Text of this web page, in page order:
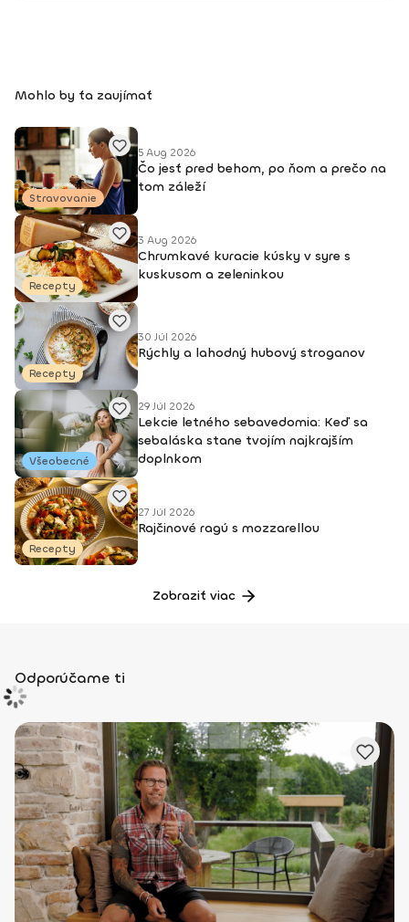
Mohlo by ťa zaujímať
Stravovanie
5 Aug 2026
Čo jesť pred behom, po ňom a prečo na
tom záleží
Recepty
3 Aug 2026
Chrumkavé kuracie kúsky v syre s
kuskusom a zeleninkou
Recepty
30 Júl 2026
Rýchly a lahodný hubový stroganov
Všeobecné
29 Júl 2026
Lekcie letného sebavedomia: Keď sa
sebaláska stane tvojím najkrajším
doplnkom
Recepty
27 Júl 2026
Rajčinové ragú s mozzarellou
Zobraziť viac
Odporúčame ti